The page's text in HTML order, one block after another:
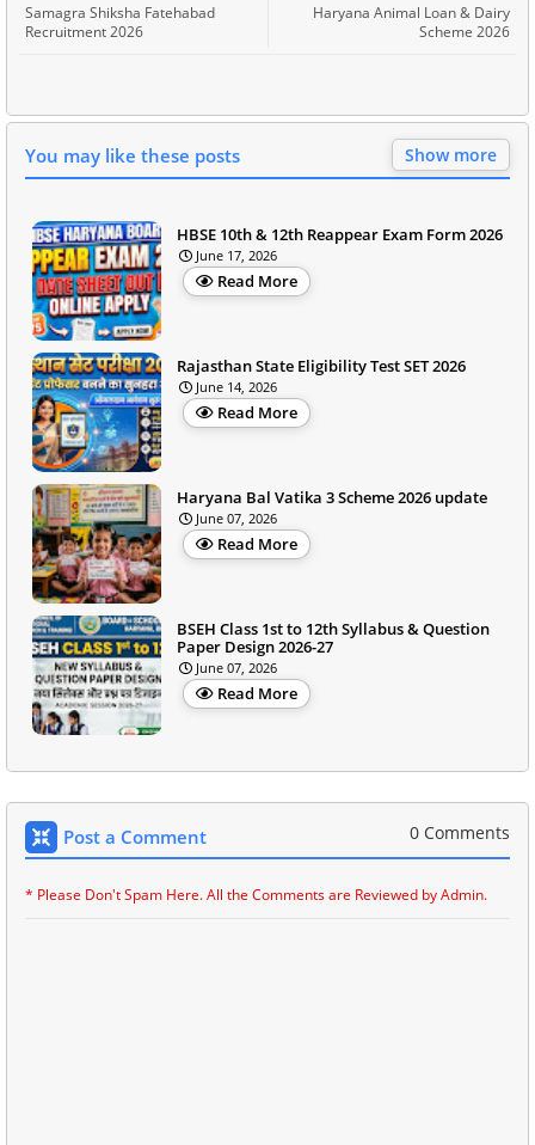
Haryana Animal Loan & Dairy
Scheme 2026
Samagra Shiksha Fatehabad
Recruitment 2026
You may like these posts Show more
HBSE 10th & 12th Reappear Exam Form 2026
June 17, 2026
Read More
Rajasthan State Eligibility Test SET 2026
June 14, 2026
Read More
Haryana Bal Vatika 3 Scheme 2026 update
June 07, 2026
Read More
BSEH Class 1st to 12th Syllabus & Question
Paper Design 2026-27
June 07, 2026
Read More
Post a Comment 0 Comments
* Please Don't Spam Here. All the Comments are Reviewed by Admin.